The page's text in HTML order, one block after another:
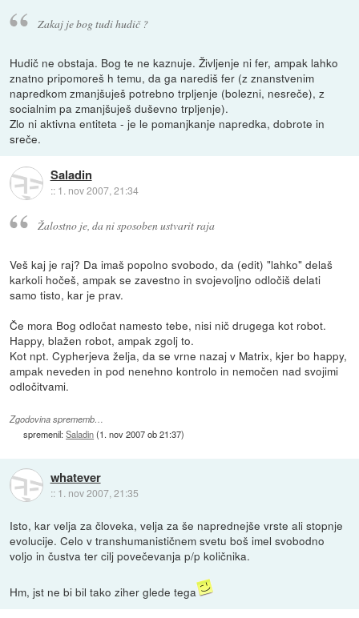
Zakaj je bog tudi hudič ?
Hudič ne obstaja. Bog te ne kaznuje. Življenje ni fer, ampak lahko
znatno pripomoreš h temu, da ga narediš fer (z znanstvenim
napredkom zmanjšuješ potrebno trpljenje (bolezni, nesreče), z
socialnim pa zmanjšuješ duševno trpljenje).
Zlo ni aktivna entiteta - je le pomanjkanje napredka, dobrote in
sreče.
Saladin
:: 1. nov 2007, 21:34
Žalostno je, da ni sposoben ustvarit raja
Veš kaj je raj? Da imaš popolno svobodo, da (edit) "lahko" delaš
karkoli hočeš, ampak se zavestno in svojevoljno odločiš delati
samo tisto, kar je prav.
Če mora Bog odločat namesto tebe, nisi nič drugega kot robot.
Happy, blažen robot, ampak zgolj to.
Kot npt. Cypherjeva želja, da se vrne nazaj v Matrix, kjer bo happy,
ampak neveden in pod nenehno kontrolo in nemočen nad svojimi
odločitvami.
Zgodovina sprememb…
spremenil:Saladin(1. nov 2007 ob 21:37)
whatever
:: 1. nov 2007, 21:35
Isto, kar velja za človeka, velja za še naprednejše vrste ali stopnje
evolucije. Celo v transhumanističnem svetu boš imel svobodno
voljo in čustva ter cilj povečevanja p/p količnika.
Hm, jst ne bi bil tako ziher glede tega